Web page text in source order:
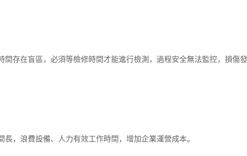
存在盲區，必須等檢修時間才能進行檢測，過程安全無法監控，損傷
浪費設備、人力有效工作時間，增加企業運營成本。